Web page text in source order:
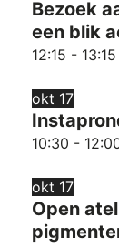
Bezoek
een blik
12:15 - 13:15
okt 17
10:30 -
okt 17
Open